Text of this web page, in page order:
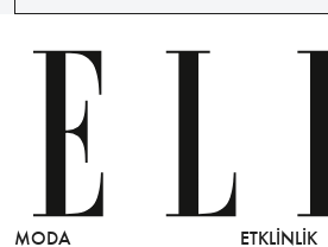
MODA
ETKLINLIK